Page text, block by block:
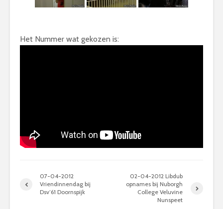
Het Nummer wat gekozen is:
07-04-2012
Vriendinnendag bij
Dsv’61 Doornspijk
02-04-2012 Libdub
opnames bij Nuborgh
College Veluvine
Nunspeet